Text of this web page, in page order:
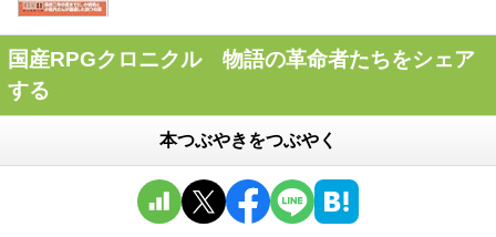
国産RPGクロニクル 物語の革命者たちをシェア
する
本つぶやきをつぶやく